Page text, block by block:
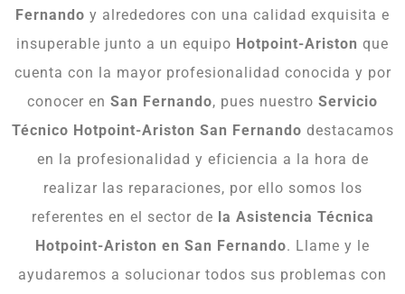
Fernando y alrededores con una calidad exquisita e
insuperable junto a un equipo Hotpoint-Ariston que
cuenta con la mayor profesionalidad conocida y por
conocer en San Fernando, pues nuestro Servicio
Técnico Hotpoint-Ariston San Fernando destacamos
en la profesionalidad y eficiencia a la hora de
realizar las reparaciones, por ello somos los
referentes en el sector de la Asistencia Técnica
Hotpoint-Ariston en San Fernando. Llame y le
ayudaremos a solucionar todos sus problemas con